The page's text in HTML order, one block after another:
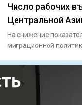
Число рабочих
Центральной
На снижение
миграционной